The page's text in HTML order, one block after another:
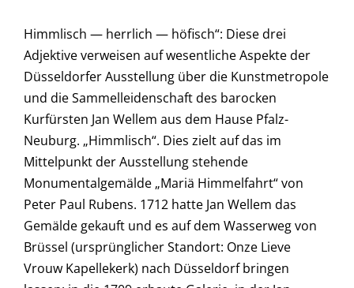
Himmlisch — herrlich — höfisch“: Diese drei
Adjektive verweisen auf wesentliche Aspekte der
Düsseldorfer Ausstellung über die Kunstmetropole
und die Sammelleidenschaft des barocken
Kurfürsten Jan Wellem aus dem Hause Pfalz-
Neuburg. „Himmlisch“. Dies zielt auf das im
Mittelpunkt der Ausstellung stehende
Monumentalgemälde „Mariä Himmelfahrt“ von
Peter Paul Rubens. 1712 hatte Jan Wellem das
Gemälde gekauft und es auf dem Wasserweg von
Brüssel (ursprünglicher Standort: Onze Lieve
Vrouw Kapellekerk) nach Düsseldorf bringen